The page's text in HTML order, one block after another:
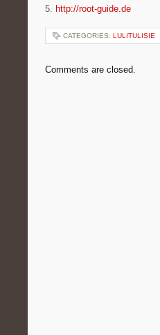
5. http://root-guide.de
CATEGORIES: LULITULISIE
Comments are closed.